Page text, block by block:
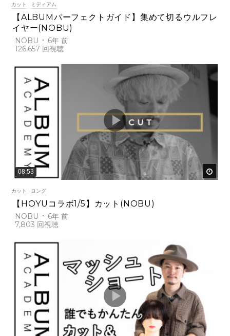
カット ミディアム
【ALBUMパーフェクトガイド】集めて切るウルフレ
イヤー(NOBU)
NOBU
6年 前
126,657
08:53
カット ロング
【HOYUコラボ1/5】カット(NOBU)
NOBU
6年 前
7,803